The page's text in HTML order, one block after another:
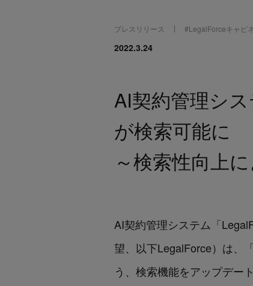
プレスリリース #LegalForceキャビ
2022.3.24
AI契約管理シ
が検索可能に
～検索性向上
AI契約管理システム「
望、以下LegalForce）は、
う、検索機能をアップデー